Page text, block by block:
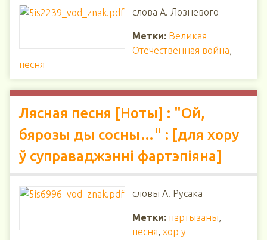
слова А. Лозневого
Метки: Великая
Отечественная война,
песня
Лясная песня [Ноты] : "Ой,
бярозы ды сосны…" : [для хору
ў суправаджэнні фартэпіяна]
словы А. Русака
Метки: партызаны,
песня, хор у